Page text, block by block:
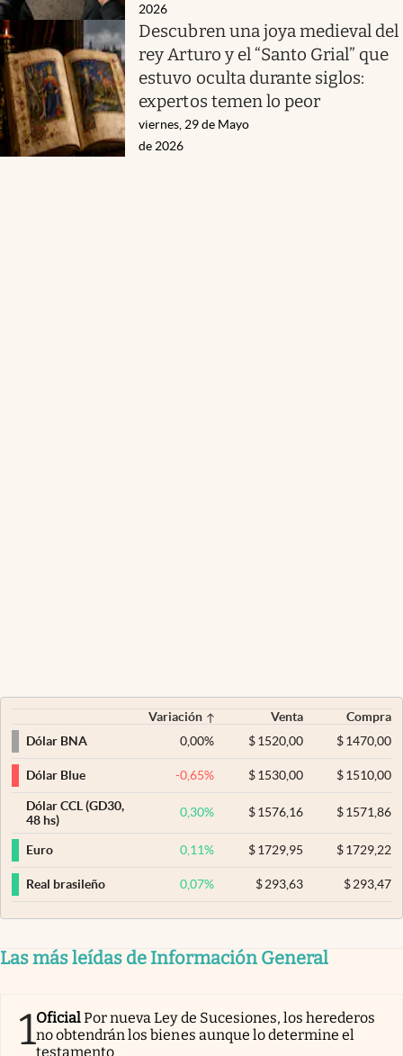
2026
Descubren una joya medieval del
rey Arturo y el “Santo Grial” que
estuvo oculta durante siglos:
expertos temen lo peor
viernes, 29 de Mayo
de 2026
Variación Venta
Compra
Dólar BNA
0,00% $ 1520,00 $1470,00
Dólar Blue -0,65% $ 1530,00 $1510,00
Dólar CCL (GD30,
48 hs)
0,30% $ 1576,16 $1571,86
Euro 0,11% $ 1729,95 $1729,22
Real brasileño 0,07% $ 293,63 $293,47
Las más leídas de Información General
1OficialPor nueva Ley de Sucesiones, los herederos
no obtendrán los bienes aunque lo determine el
testamento